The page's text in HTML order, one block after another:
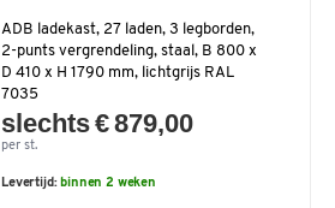
ADB ladekast, 27 laden, 3 legborden,
2-punts vergrendeling, staal, B 800 x
D 410 x H 1790 mm, lichtgrijs RAL
7035
slechts € 879,00
per st.
Levertijd: binnen 2 weken